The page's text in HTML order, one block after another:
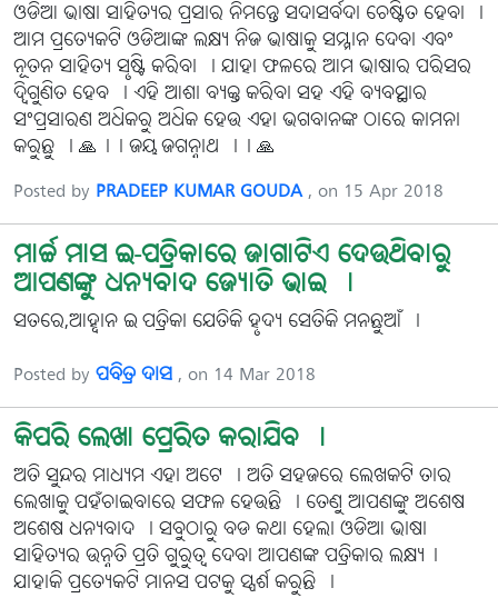
ଓଡିଆ ଭାଷା ସାହିତ୍ୟର ପ୍ରସାର ନିମନ୍ତେ ସଦାସର୍ବଦା ଚେଷ୍ଟିତ ହେବା ।
ଆମ ପ୍ରତ୍ୟେକଟି ଓଡିଆଙ୍କ ଲକ୍ଷ୍ୟ ନିଜ ଭାଷାକୁ ସମ୍ମାନ ଦେବା ଏବଂ
ନୂତନ ସାହିତ୍ୟ ସୃଷ୍ଟି କରିବା । ଯାହା ଫଳରେ ଆମ ଭାଷାର ପରିସର
ଦ୍ୱିଗୁଣିତ ହେବ । ଏହି ଆଶା ବ୍ୟକ୍ତ କରିବା ସହ ଏହି ବ୍ୟବସ୍ଥାର
ସଂପ୍ରସାରଣ ଅଧିକରୁ ଅଧିକ ହେଉ ଏହା ଭଗବାନଙ୍କ ଠାରେ କାମନା
କରୁଛୁ । 🙏।। ଜୟ ଜଗନ୍ନାଥ ।। 🙏
Posted by PRADEEP KUMAR GOUDA, on 15 Apr 2018
ମାର୍ଚ୍ଚ ମାସ ଇ-ପତ୍ରିକାରେ ଜାଗାଟିଏ ଦେଉଥିବାରୁ
ଆପଣଙ୍କୁ ଧନ୍ୟବାଦ ଜ୍ୟୋତି ଭାଇ ।
ସତରେ,ଆହ୍ବାନ ଇ-ପତ୍ରିକା ଯେତିକି ହୃଦ୍ୟ ସେତିକି ମନଛୁଆଁ ।
Posted by ପବିତ୍ର ଦାସ , on 14 Mar 2018
କିପରି ଲେଖା ପ୍ରେରିତ କରାଯିବ ।
ଅତି ସୁନ୍ଦର ମାଧ୍ୟମ ଏହା ଅଟେ । ଅତି ସହଜରେ ଲେଖକଟି ତାର
ଲେଖାକୁ ପହଁଚାଇବାରେ ସଫଳ ହେଉଛି । ତେଣୁ ଆପଣଙ୍କୁ ଅଶେଷ
ଅଶେଷ ଧନ୍ୟବାଦ । ସବୁଠାରୁ ବଡ କଥା ହେଲା ଓଡିଆ ଭାଷା
ସାହିତ୍ୟର ଉନ୍ନତି ପ୍ରତି ଗୁରୁତ୍ୱ ଦେବା ଆପଣଙ୍କ ପତ୍ରିକାର ଲକ୍ଷ୍ୟ।
ଯାହାକି ପ୍ରତ୍ୟେକଟି ମାନସ ପଟକୁ ସ୍ପର୍ଶ କରୁଛି ।